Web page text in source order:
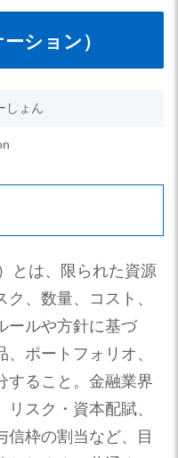
ション）
しょん
とは、限られた資源
ク、数量、コスト、
ールや方針に基づ
ポートフォリオ、
すること。金融業界
スク・資本配賦、
信枠の割当など、目